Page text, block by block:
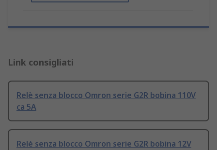
Link consigliati
Relè senza blocco Omron serie G2R bobina 110V
ca 5A
Relè senza blocco Omron serie G2R bobina 12V